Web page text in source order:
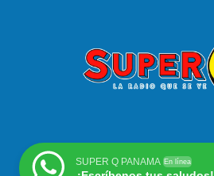
SUPER Q PANAMA En línea